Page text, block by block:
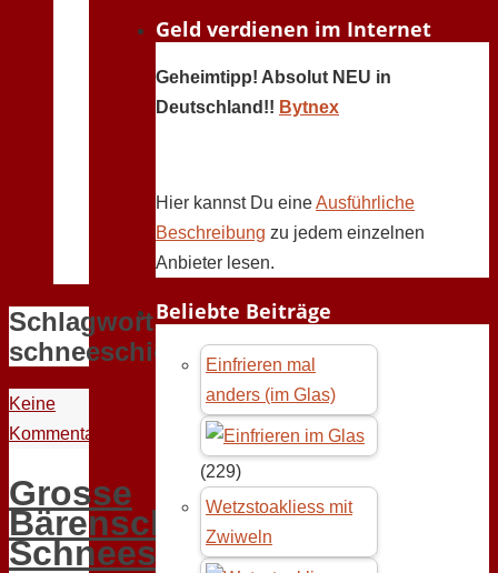
Schlagwort:
schneeschieber
Keine
Kommentare
Grosse
Bärenschaufel
Schneeschieber
Geld verdienen im Internet
Geheimtipp! Absolut NEU in
Deutschland!! Bytnex
Hier kannst Du eineAusführliche
Beschreibung zu jedem einzelnen
Anbieter lesen.
Beliebte Beiträge
Einfrieren mal
anders (im Glas)
(229)
Wetzstoakliess mit
Zwiweln